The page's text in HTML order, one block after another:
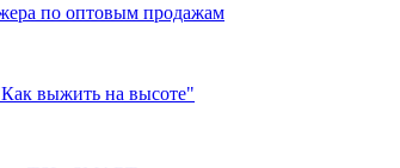
по оптовым продажам
выжить на высоте"